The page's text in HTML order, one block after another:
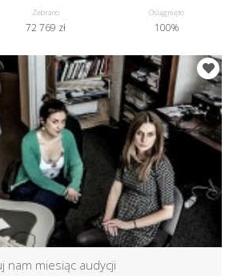
Zebrano
72 769 zł
Osiągnięto
100%
nam miesiąc audycji